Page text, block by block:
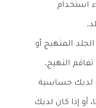
استخدام
المتهيج أو
التهيج.
لديك حساسية
أو إذا كان لديك